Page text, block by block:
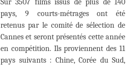
Sur 3507 films issus de plus de 140
pays, 9 courts-métrages ont été
retenus par le comité de sélection de
Cannes et seront présentés cette année
en compétition. Ils proviennent des 11
pays suivants : Chine, Corée du Sud,